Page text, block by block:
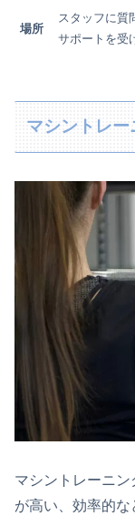
場所
スタッフに質
サポートを受
マシントレー
マシントレーニ
が高い、効率的な